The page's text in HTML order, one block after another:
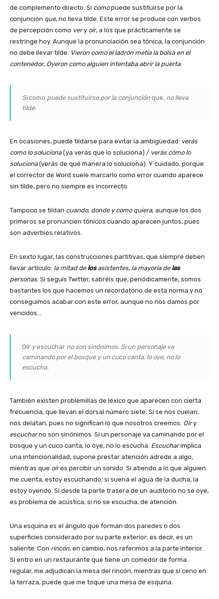
de complemento directo. Si comopuede sustituirse por la
conjunción que, no lleva tilde. Este error se produce con verbos
de percepción como very oír, a los que prácticamente se
restringe hoy. Aunque la pronunciación sea tónica, la conjunción
no debe llevar tilde: Vieron como el ladrón metía la bolsa en el
contenedor, Oyeron como alguien intentaba abrir la puerta.
Sicomo puede sustituirse por la conjunción que, no lleva
tilde.
En ocasiones, puede tildarse para evitar la ambigüedad: verás
como lo soluciona(ya verás que lo soluciona) / verás cómo lo
soluciona(verás de qué manera lo soluciona). Y cuidado, porque
el corrector de Word suele marcarlo como error cuando aparece
sin tilde, pero no siempre es incorrecto.
Tampoco se tildan cuando, donde y como quiera, aunque los dos
primeros se pronuncien tónicos cuando aparecen juntos, pues
son adverbios relativos.
En sexto lugar, las construcciones partitivas, que siempre deben
llevar artículo: la mitad de los asistentes, la mayoría de las
personas . Si seguís Twitter, sabréis que, periódicamente, somos
bastantes los que hacemos un recordatorio de esta norma y no
conseguimos acabar con este error, aunque no nos damos por
vencidos…
Oír yescuchar no son sinónimos. Si un personaje va
caminando por el bosque y un cuco canta, lo oye, no lo
escucha.
También existen problemillas de léxico que aparecen con cierta
frecuencia, que llevan el dorsal número siete. Si se nos cuelan,
nos delatan, pues no significan lo que nosotros creemos. Oíry
escucharno son sinónimos. Si un personaje va caminando por el
bosque y un cuco canta, lo oye, no lo escucha. Escucharimplica
una intencionalidad, supone prestar atención adrede a algo,
mientras que oíres percibir un sonido. Si atiendo a lo que alguien
me cuenta, estoy escuchando; si suena el agua de la ducha, la
estoy oyendo. Si desde la parte trasera de un auditorio no se oye,
es problema de acústica; si no se escucha, de atención.
Una esquina es el ángulo que forman dos paredes o dos
superficies considerado por su parte exterior; es decir, es un
saliente. Con rincón, en cambio, nos referimos a la parte interior.
Si entro en un restaurante que tiene un comedor de forma
regular, me adjudican la mesa del rincón, mientras que si ceno en
la terraza, puede que me toque una mesa de esquina.